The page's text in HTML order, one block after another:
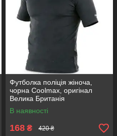
Футболка поліція жіноча,
чорна Coolmax, оригінал
Велика Британія
В наявності
168 ₴ 420 ₴